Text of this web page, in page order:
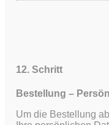
12. Schritt
Bestellung –
Um die Bestellung